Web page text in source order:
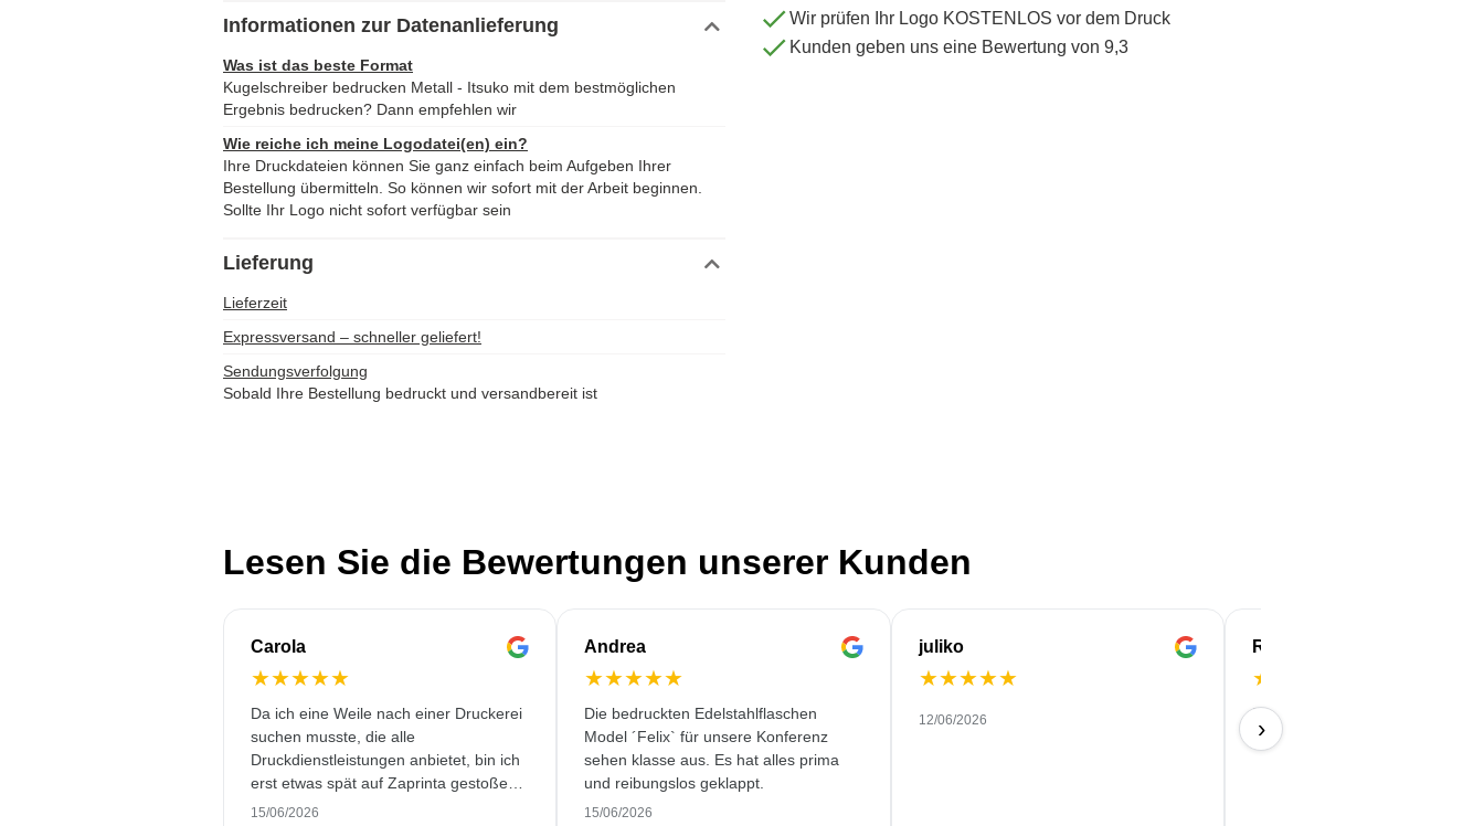
Informationen zur Datenanlieferung
Was ist das beste Format
Kugelschreiber bedrucken Metall - Itsuko mit dem bestmöglichen
Ergebnis bedrucken? Dann empfehlen wir
Wie reiche ich meine Logodatei(en) ein?
Ihre Druckdateien können Sie ganz einfach beim Aufgeben Ihrer
Bestellung übermitteln. So können wir sofort mit der Arbeit beginnen.
Sollte Ihr Logo nicht sofort verfügbar sein
Lieferung
Lieferzeit
Expressversand – schneller geliefert!
Sendungsverfolgung
Sobald Ihre Bestellung bedruckt und versandbereit ist
Wir prüfen Ihr Logo KOSTENLOS vor dem Druck
Kunden geben uns eine Bewertung von 9,3
Lesen Sie die Bewertungen unserer Kunden
Carola
★★★★★
Da ich eine Weile nach einer Druckerei
suchen musste, die alle
Druckdienstleistungen anbietet, bin ich
erst etwas spät auf Zaprinta gestoßen.
Trotzdem haben sie es geschafft, 250
15/06/2026
Andrea
★★★★★
Die bedruckten Edelstahlflaschen
Model ´Felix` für unsere Konferenz
sehen klasse aus. Es hat alles prima
und reibungslos geklappt.
15/06/2026
juliko
★★★★★
12/06/2026
ROBERT
★
Perfekt!
11/06/2026
›